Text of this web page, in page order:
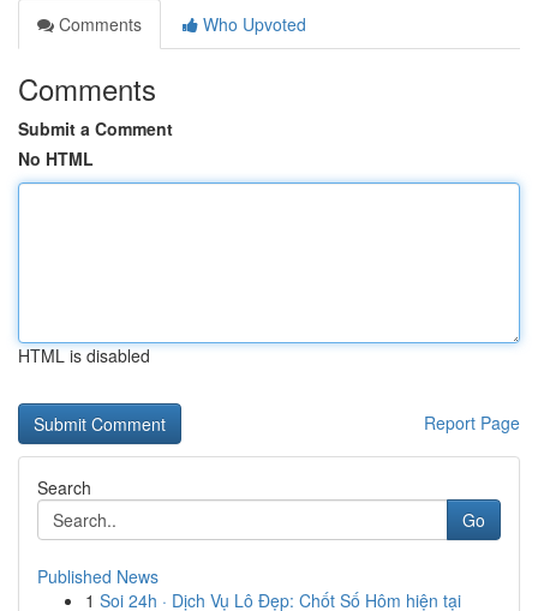
Comments
Who Upvoted
Comments
Submit a Comment
No HTML
HTML is disabled
Report Page
Search
Go
Published News
1 Soi 24h · Dịch Vụ Lô Đẹp: Chốt Số Hôm hiện tại